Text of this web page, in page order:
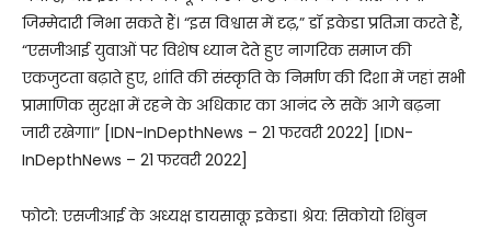
जिम्मेदारी निभा सकते हैं। “इस विश्वास में दृढ़,” डॉ इकेडा प्रतिज्ञा करते हैं,
“एसजीआई युवाओं पर विशेष ध्यान देते हुए नागरिक समाज की
एकजुटता बढ़ाते हुए, शांति की संस्कृति के निर्माण की दिशा में जहां सभी
प्रामाणिक सुरक्षा में रहने के अधिकार का आनंद ले सकें आगे बढ़ना
जारी रखेगा।” [IDN-InDepthNews – 21 फरवरी 2022] [IDN-
InDepthNews – 21 फरवरी 2022]
फोटो: एसजीआई के अध्यक्ष डायसाकू इकेडा। श्रेय: सिकोयो शिंबुन